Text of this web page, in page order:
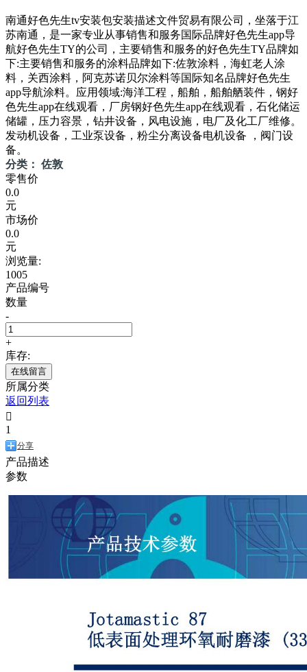
南通好色先生tv安装包安装描述文件贸易有限公司，坐落于江
苏南通，是一家专业从事销售和服务国际品牌好色先生app导
航好色先生TY的公司，主要销售和服务的好色先生TY品牌如
下:主要销售和服务的涂料品牌如下:佐敦涂料，海虹老人涂
料，关西涂料，阿克苏诺贝尔涂料等国际知名品牌好色先生
app导航涂料。应用领域:海洋工程，船舶，船舶舾装件，钢好
色先生app在线观看，厂房钢好色先生app在线观看，石化储运
储罐，压力容景，钻井设备，风电设施，电厂及化工厂维修。
发动机设备，工业泵设备，粉尘分离设备电机设备 ，阀门设
备。
分类： 佐敦
零售价
0.0
元
市场价
0.0
元
浏览量:
1005
产品编号
数量
-
+
库存:
在线留言
所属分类
返回列表

1
分享
产品描述
参数